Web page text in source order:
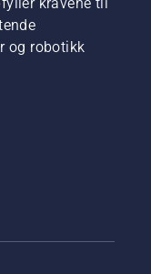
og robotikk